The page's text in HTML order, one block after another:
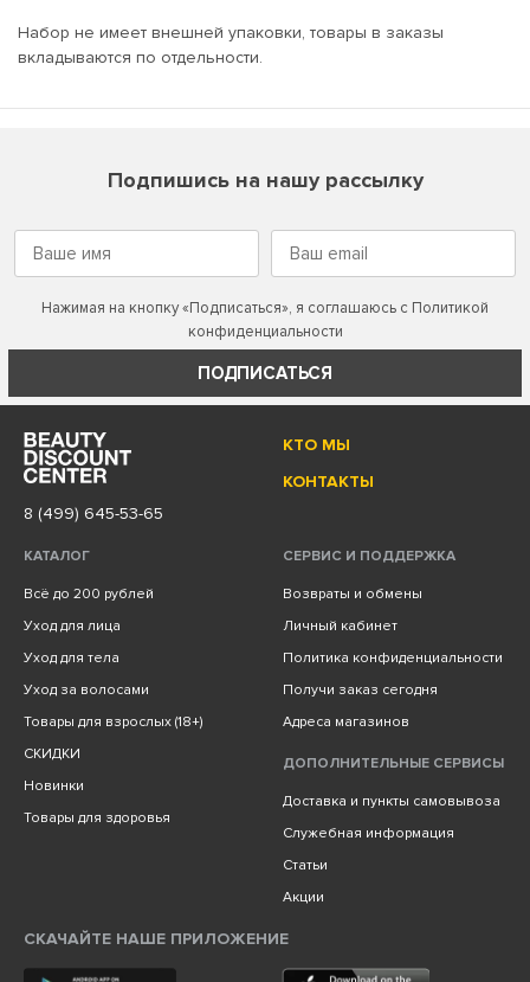
Набор не имеет внешней упаковки, товары в заказы
вкладываются по отдельности.
Подпишись на нашу рассылку
Нажимая на кнопку «Подписаться», я соглашаюсь с Политикой
конфиденциальности
ПОДПИСАТЬСЯ
КТО МЫ
КОНТАКТЫ
8 (499) 645-53-65
КАТАЛОГ
Всё до 200 рублей
Уход для лица
Уход для тела
Уход за волосами
Товары для взрослых (18+)
СКИДКИ
Новинки
Товары для здоровья
СЕРВИС И ПОДДЕРЖКА
Возвраты и обмены
Личный кабинет
Политика конфиденциальности
Получи заказ сегодня
Адреса магазинов
ДОПОЛНИТЕЛЬНЫЕ СЕРВИСЫ
Доставка и пункты самовывоза
Служебная информация
Статьи
Акции
СКАЧАЙТЕ НАШЕ ПРИЛОЖЕНИЕ